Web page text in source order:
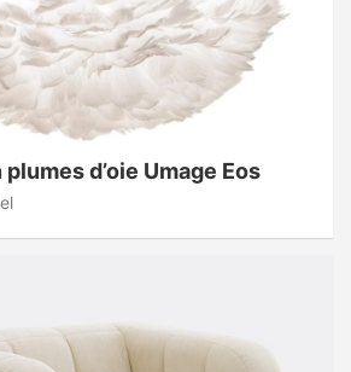
d’oie Umage Eos